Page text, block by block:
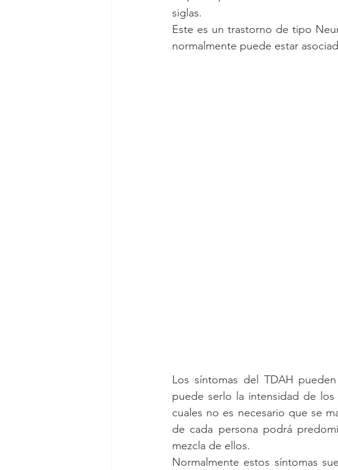
siglas.
Este es un trastorno de tipo
normalmente puede estar
Los síntomas del TDAH
puede serlo la intensidad de
cuales no es necesario que se
de cada persona podrá
mezcla de ellos.
Normalmente estos síntomas